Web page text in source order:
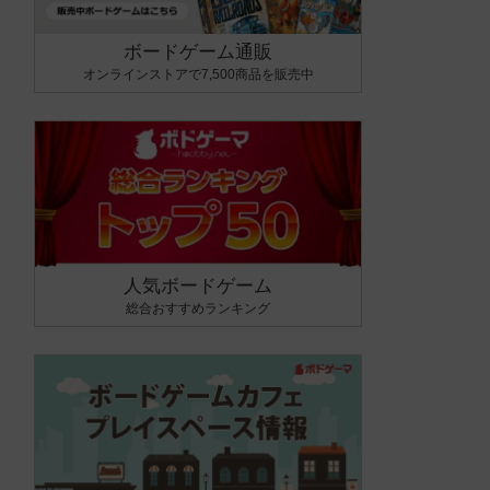
ボードゲーム通販
オンラインストアで7,500商品を販売中
人気ボードゲーム
総合おすすめランキング